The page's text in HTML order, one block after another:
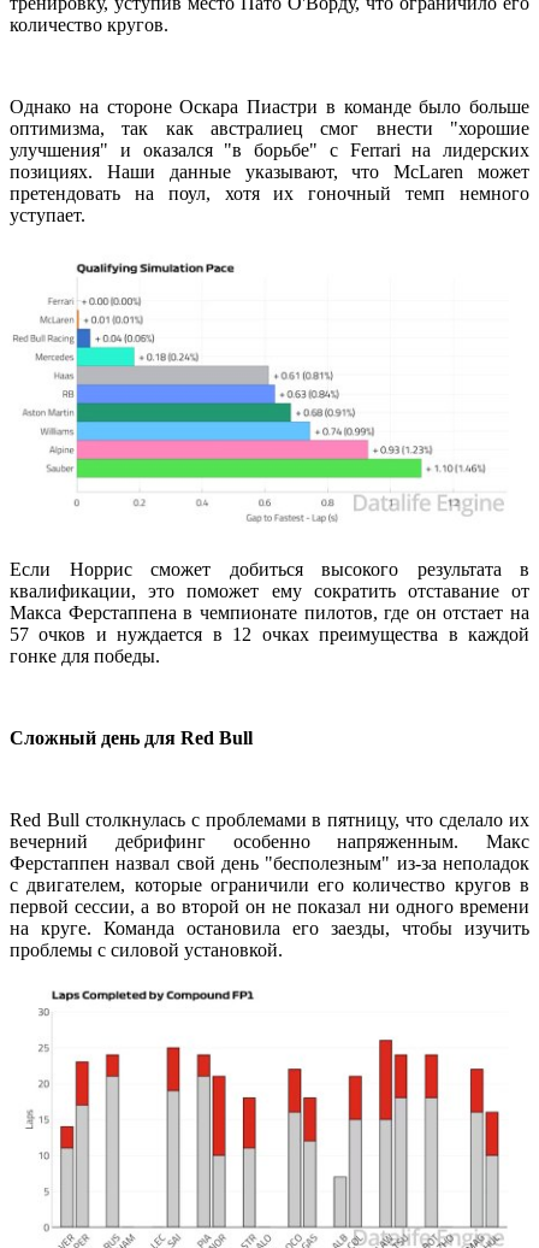
количество кругов.
Однако на стороне Оскара Пиастри в команде было больше
оптимизма, так как австралиец смог внести "хорошие
улучшения" и оказался "в борьбе" с Ferrari на лидерских
позициях. Наши данные указывают, что McLaren может
претендовать на поул, хотя их гоночный темп немного
уступает.
Если Норрис сможет добиться высокого результата в
квалификации, это поможет ему сократить отставание от
Макса Ферстаппена в чемпионате пилотов, где он отстает на
57 очков и нуждается в 12 очках преимущества в каждой
гонке для победы.
Сложный день для Red Bull
Red Bull столкнулась с проблемами в пятницу, что сделало их
вечерний дебрифинг особенно напряженным. Макс
Ферстаппен назвал свой день "бесполезным" из-за неполадок
с двигателем, которые ограничили его количество кругов в
первой сессии, а во второй он не показал ни одного времени
на круге. Команда остановила его заезды, чтобы изучить
проблемы с силовой установкой.